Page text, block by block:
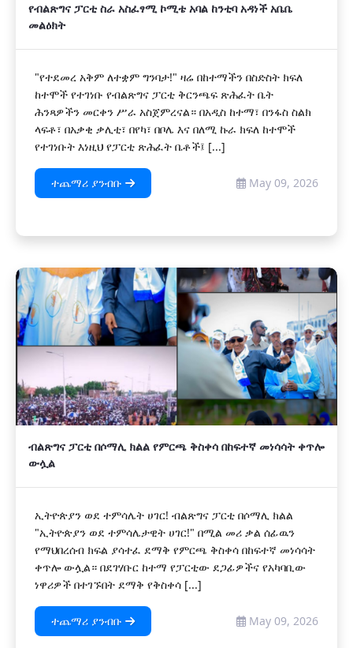
የብልጽግና ፓርቲ ስራ አስፈፃሚ ኮሚቴ አባል ከንቲባ አዳነች አቤቤ
መልዕክት
"የተደመረ አቅም ለተቋም ግንባታ!" ዛሬ በከተማችን በስድስት ክፍለ
ከተሞች የተገነቡ የብልጽግና ፓርቲ ቅርንጫፍ ጽሕፈት ቤት
ሕንጻዎችን መርቀን ሥራ አስጀምረናል። በአዲስ ከተማ፣ በንፋስ ስልክ
ላፍቶ፣ በአቃቂ ቃሊቲ፣ በየካ፣ በቦሌ እና በለሚ ኩራ ክፍለ ከተሞች
የተገነቡት እነዚህ የፓርቲ ጽሕፈት ቤቶች፤ [...]
ተጨማሪ ያንብቡ May 09, 2026
ብልጽግና ፓርቲ በሶማሊ ክልል የምርጫ ቅስቀሳ በከፍተኛ መነሳሳት ቀጥሎ
ውሏል
ኢትዮጵያን ወደ ተምሳሌት ሀገር! ብልጽግና ፓርቲ በሶማሊ ክልል
"ኢትዮጵያን ወደ ተምሳሌታዊት ሀገር!" በሚል መሪ ቃል ሰፊዉን
የማህበረሰብ ክፍል ያሳተፈ ደማቅ የምርጫ ቅስቀሳ በከፍተኛ መነሳሳት
ቀጥሎ ውሏል። በደገሃቡር ከተማ የፓርቲው ደጋፊዎችና የአካባቢው
ነዋሪዎች በተገኙበት ደማቅ የቅስቀሳ [...]
ተጨማሪ ያንብቡ May 09, 2026